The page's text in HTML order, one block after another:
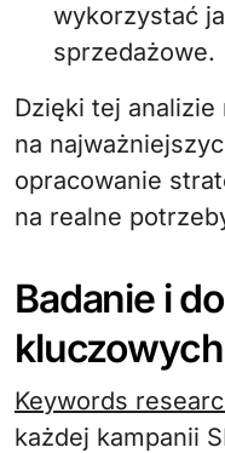
wykorzystać
sprzedażowe.
Dzięki tej
na
opracowanie
na realne
Badanie i
kluczowych
Keywords
każdej kampanii